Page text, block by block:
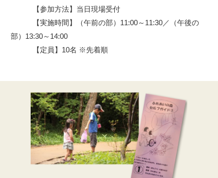
【参加方法】当日現場受付
【実施時間】（午前の部）11:00～11:30／（午後の
部）13:30～14:00
【定員】10名 ※先着順